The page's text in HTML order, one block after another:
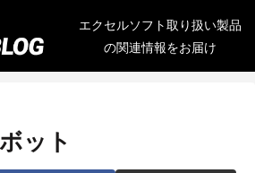
エクセルソフト取り扱い製品
の関連情報をお届け
ット